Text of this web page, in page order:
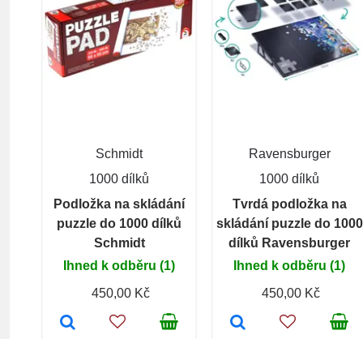
Schmidt
1000 dílků
Podložka na skládání
puzzle do 1000 dílků
Schmidt
Ihned k odběru (1)
450,00 Kč
Ravensburger
1000 dílků
Tvrdá podložka na
skládání puzzle do 1000
dílků Ravensburger
Ihned k odběru (1)
450,00 Kč